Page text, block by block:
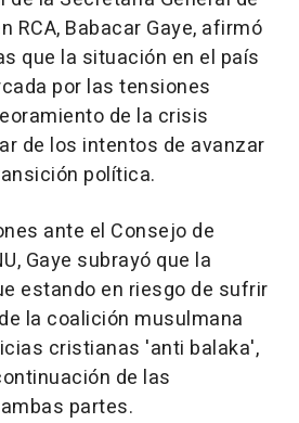
RCA, Babacar Gaye, afirmó
que la situación en el país
por las tensiones
de la crisis
de los intentos de avanzar
política.
ante el Consejo de
Gaye subrayó que la
estando en riesgo de sufrir
la coalición musulmana
cristianas 'anti balaka',
de las
partes.